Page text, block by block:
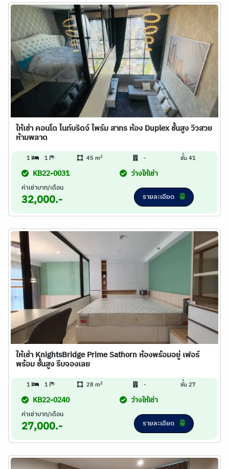
ให้เช่า คอนโด ไนท์บริดจ์ ไพร์ม สาทร ห้อง Duplex ชั้นสูง วิวสวย
ห้ามพลาด
1 1 45 m2 - ชั้น 41
KB22-0031 ว่างให้เช่า
ค่าเช่าบาท/เดือน
32,000.- รายละเอียด
ให้เช่า KnightsBridge Prime Sathorn ห้องพร้อมอยู่ เฟอร์
พร้อม ชั้นสูง รีบจองเลย
1 1 28 m2 - ชั้น 27
KB22-0240 ว่างให้เช่า
ค่าเช่าบาท/เดือน
27,000.- รายละเอียด